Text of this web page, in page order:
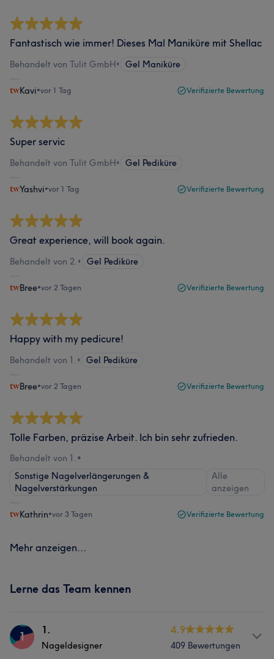
Fantastisch wie immer! Dieses Mal Maniküre mit Shellac
Behandelt von Tulit GmbH• Gel Maniküre
Kavi•vor 1 Tag Verifizierte Bewertung
Super servic
Behandelt von Tulit GmbH• Gel Pediküre
Yashvi•vor 1 Tag Verifizierte Bewertung
Great experience, will book again.
Behandelt von 2.• Gel Pediküre
Bree•vor 2 Tagen Verifizierte Bewertung
Happy with my pedicure!
Behandelt von 1.• Gel Pediküre
Bree•vor 2 Tagen Verifizierte Bewertung
Tolle Farben, präzise Arbeit. Ich bin sehr zufrieden.
Behandelt von 1.•
Sonstige Nagelverlängerungen &
Nagelverstärkungen
Alle
anzeigen
Kathrin•vor 3 Tagen Verifizierte Bewertung
Mehr anzeigen...
Lerne das Team kennen
1 1.
Nageldesigner
4.9
409 Bewertungen